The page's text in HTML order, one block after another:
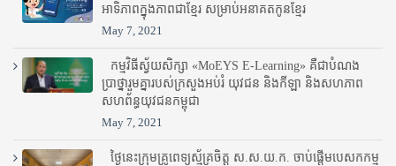
អាទិភាពក្នុងភាពជាខ្មែរ សម្រាប់អនាគតកូនខ្មែរ
May 7, 2021
កម្មវិធីស្វ័យសិក្សា «MoEYS E-Learning» គឺជាបំណង
ប្រាថ្នារួមគ្នារបស់ក្រសួងអប់រំ​ យុវជន និងកីឡា និងសហភាព
សហព័ន្ធយុវជនកម្ពុជា
May 7, 2021
ថ្ងៃនេះក្រុមគ្រូពេទ្យស្ម័គ្រចិត្ត ស.ស.យ.ក. ចាប់ផ្តើមបេសកកម្ម